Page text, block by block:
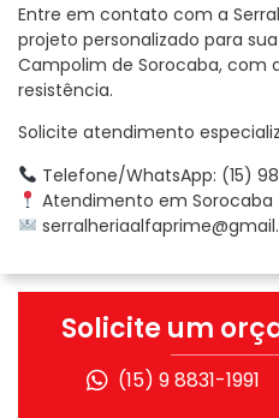
Entre em contato com a
projeto personalizado para
Campolim de Sorocaba, com
resistência.
Solicite atendimento
Telefone/WhatsApp: (15)
Atendimento em Sorocaba
Solicite um
(15) 9 8831-1991